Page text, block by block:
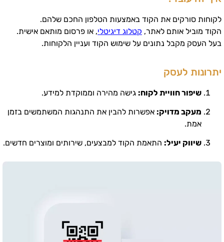
לקוחות סורקים את הקוד באמצעות הטלפון החכם שלהם.
הקוד מוביל אותם לאתר, קטלוג דיגיטלי, או פרסום מותאם אישית.
בעל העסק מקבל נתונים על שימוש הקוד ועניין הלקוחות.
יתרונות לעסק
שיפור חוויית לקוח: גישה מהירה וממוקדת למידע.
מעקב מדויק: אפשרות להבין את התנהגות המשתמשים בזמן
אמת.
שיווק יעיל: התאמת הקוד למבצעים, שירותים ומוצרים חדשים.